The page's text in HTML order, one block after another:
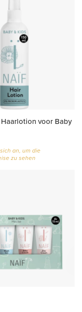
voor Baby
an, um die
zu sehen